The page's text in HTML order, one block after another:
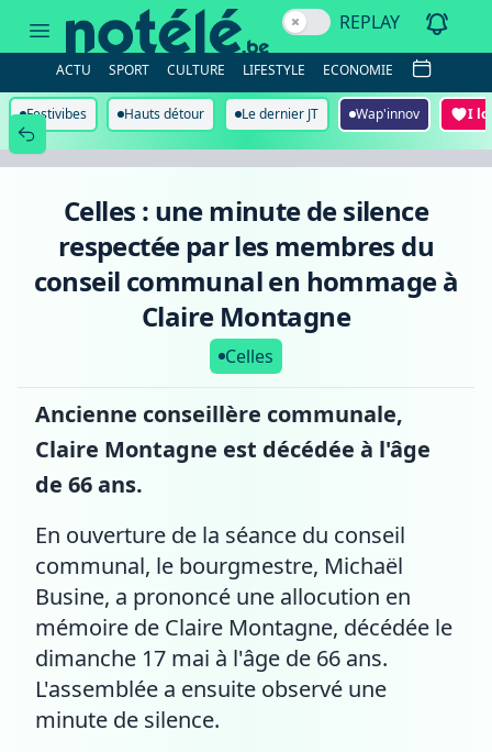
silence
respectée
par
les
membres
hommage
Claire
REPLAY
ACTU SPORT CULTURE LIFESTYLE ECONOMIE
Festivibes Hauts détour Le dernier JT Wap'innov I
Celles : une minute de silence
respectée par les membres du
conseil communal en hommage à
Claire Montagne
Celles
Ancienne conseillère communale,
Claire Montagne est décédée à l'âge
de 66 ans.
En ouverture de la séance du conseil
communal, le bourgmestre, Michaël
Busine, a prononcé une allocution en
mémoire de Claire Montagne, décédée le
dimanche 17 mai à l'âge de 66 ans.
L'assemblée a ensuite observé une
minute de silence.